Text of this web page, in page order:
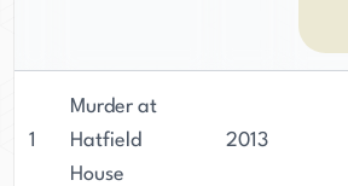
1
Murder at
Hatfield
House
2013